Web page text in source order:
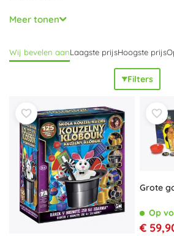
Onze selectie in de goochelaars
verscheidenheid aan magische
professionele kaartenen
gespecialiseerde kostuums, alles wat
magie tot leven te brengen, vind je
creativiteit staan bij al onze
fantasie de vrije loop kunt laten.
kan bij ons terecht voorinspiratie
en
benodigdheden om zijn of haar acts
juiste set-up uit onze categorie kun
omzetten inonvergetelijke shows
.
wereld van goochelaars en versterk
producten vol
innovatieen kwaliteit
Meer tonen
Wij bevelen aanLaagste prijsHoogste prijs
Filters
Grote
Op
€